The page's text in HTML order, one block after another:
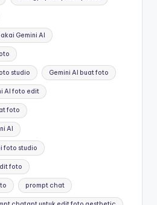
Gemini AI
studio Gemini AI buat foto
AI foto edit
foto
AI
foto studio
foto
prompt chat